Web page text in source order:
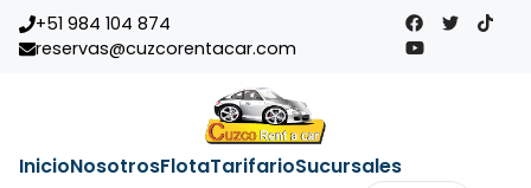
+51 984 104 874
reservas@cuzcorentacar.com
InicioNosotrosFlotaTarifarioSucursales